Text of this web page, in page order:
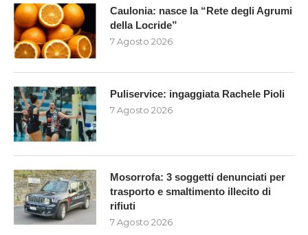
Caulonia: nasce la “Rete degli Agrumi
della Locride”
7 Agosto 2026
Puliservice: ingaggiata Rachele Pioli
7 Agosto 2026
Mosorrofa: 3 soggetti denunciati per
trasporto e smaltimento illecito di
rifiuti
7 Agosto 2026